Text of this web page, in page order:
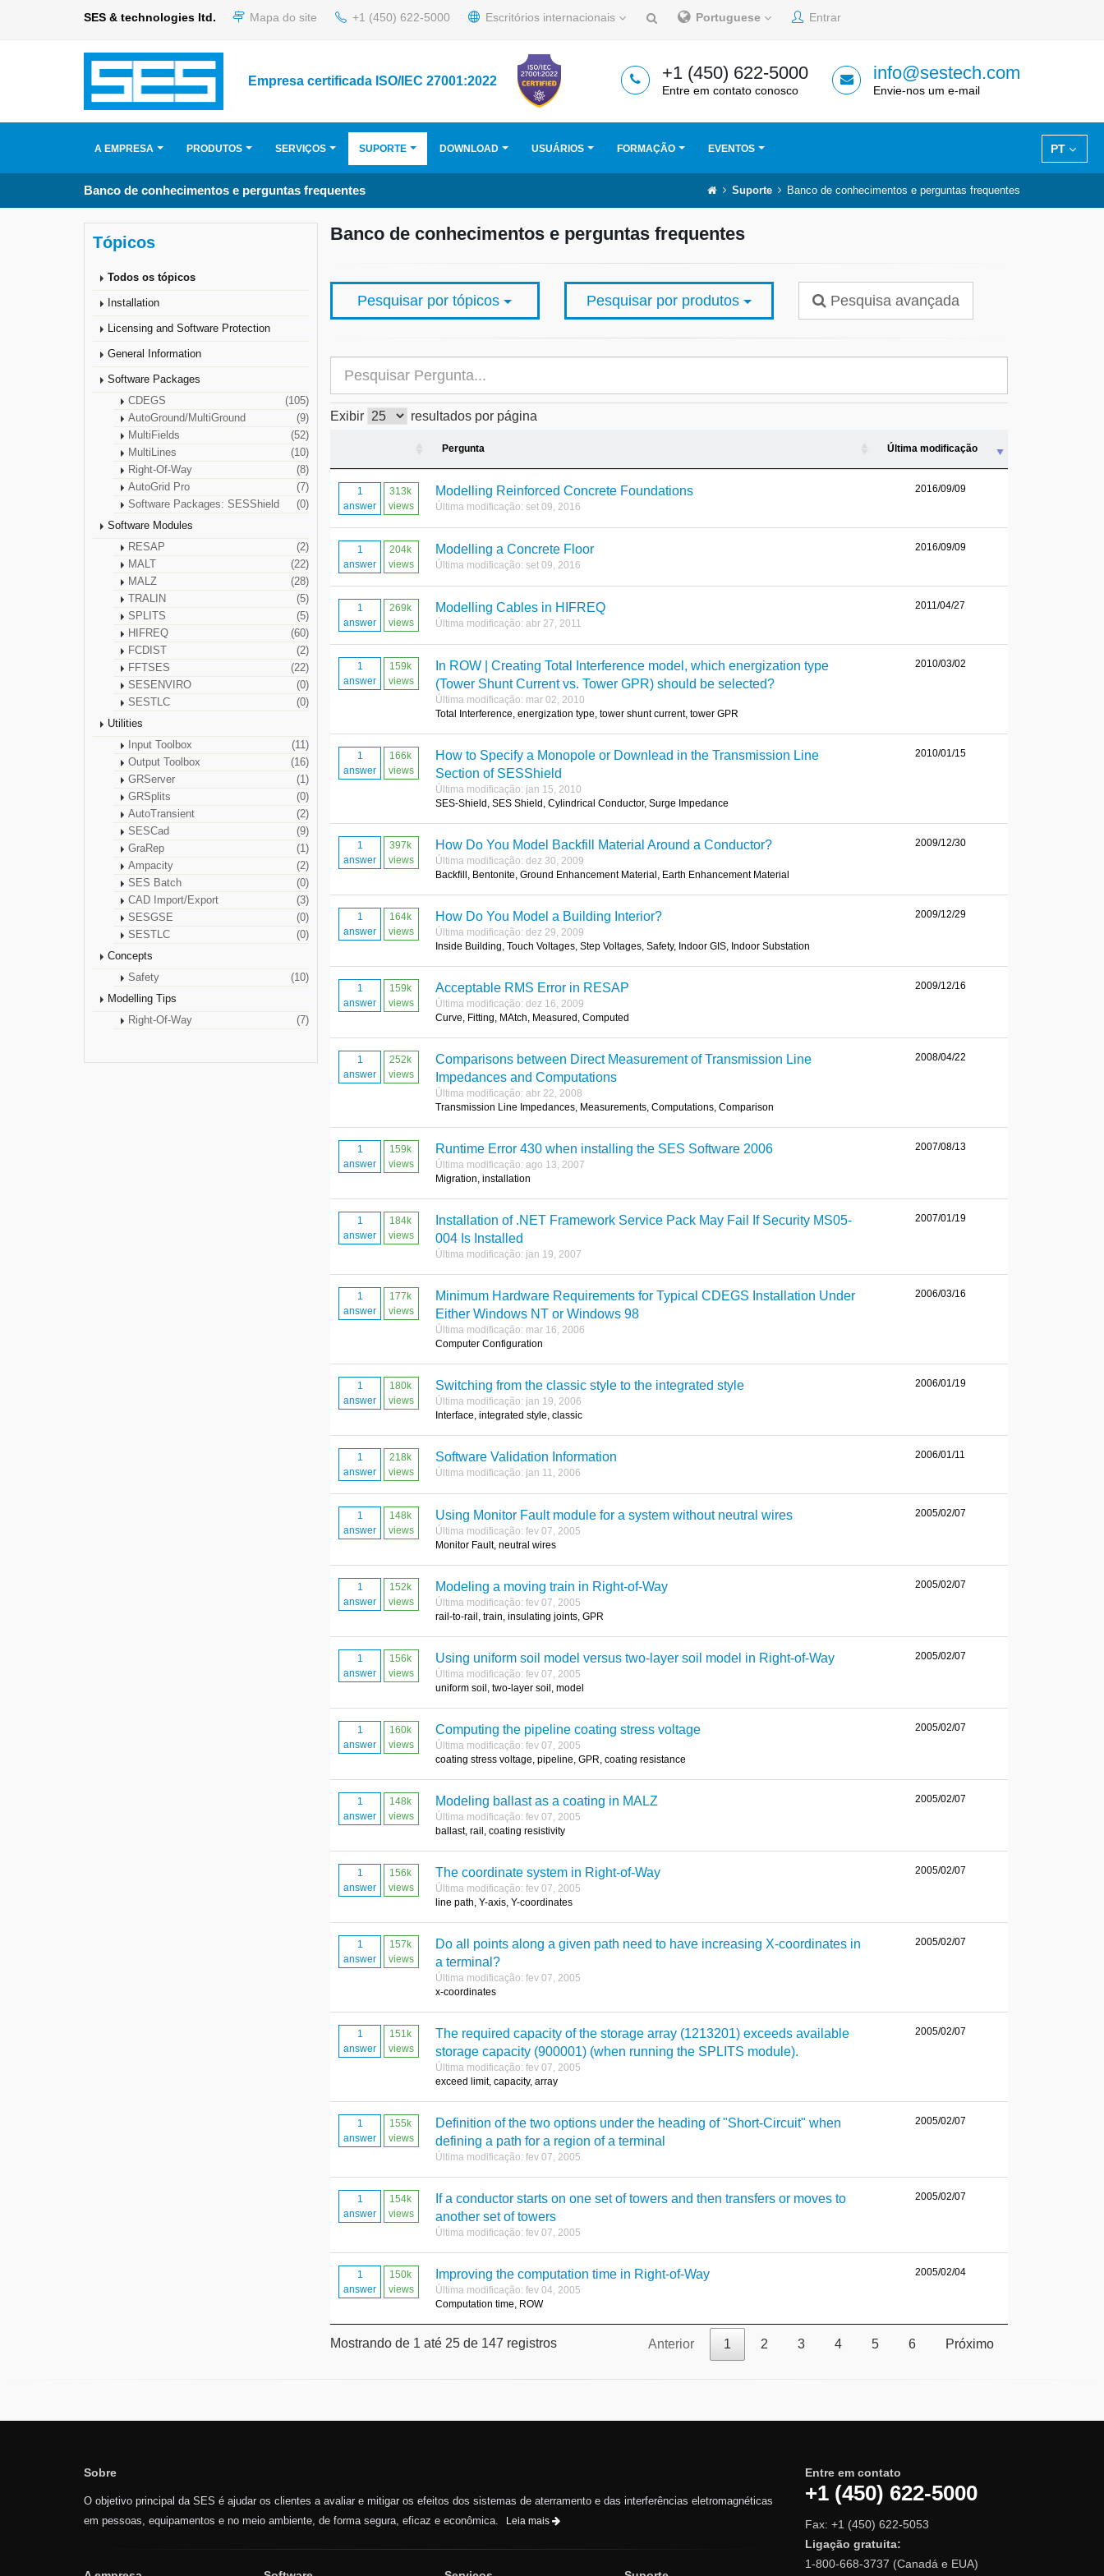
SES & technologies ltd. Mapa do site +1 (450) 622-5000 Escritórios internacionais Portuguese Entrar
Empresa certificada ISO/IEC 27001:2022 +1 (450) 622-5000
Entre em contato conosco
info@sestech.com
Envie-nos um e-mail
PT
A EMPRESA PRODUTOS SERVIÇOS SUPORTE DOWNLOAD USUÁRIOS FORMAÇÃO EVENTOS
Banco de conhecimentos e perguntas frequentes Suporte Banco de conhecimentos e perguntas frequentes
Tópicos
Todos os tópicos
Installation
Licensing and Software Protection
General Information
Software Packages
CDEGS
(105)
AutoGround/MultiGround
(9)
MultiFields
(52)
MultiLines
(10)
Right-Of-Way
(8)
AutoGrid Pro
(7)
Software Packages: SESShield
(0)
Software Modules
RESAP
(2)
MALT
(22)
MALZ
(28)
TRALIN
(5)
SPLITS
(5)
HIFREQ
(60)
FCDIST
(2)
FFTSES
(22)
SESENVIRO
(0)
SESTLC
(0)
Utilities
Input Toolbox
(11)
Output Toolbox
(16)
GRServer
(1)
GRSplits
(0)
AutoTransient
(2)
SESCad
(9)
GraRep
(1)
Ampacity
(2)
SES Batch
(0)
CAD Import/Export
(3)
SESGSE
(0)
SESTLC
(0)
Concepts
Safety
(10)
Modelling Tips
Right-Of-Way
(7)
Banco de conhecimentos e perguntas frequentes
Pesquisar por tópicos Pesquisar por produtos Pesquisa avançada
Exibir resultados por página
Pergunta Última modificação
1
answer
313k
views
Modelling Reinforced Concrete Foundations
Última modificação: set 09, 2016
2016/09/09
1
answer
204k
views
Modelling a Concrete Floor
Última modificação: set 09, 2016
2016/09/09
1
answer
269k
views
Modelling Cables in HIFREQ
Última modificação: abr 27, 2011
2011/04/27
1
answer
159k
views
In ROW | Creating Total Interference model, which energization type
(Tower Shunt Current vs. Tower GPR) should be selected?
Última modificação: mar 02, 2010
Total Interference, energization type, tower shunt current, tower GPR
2010/03/02
1
answer
166k
views
How to Specify a Monopole or Downlead in the Transmission Line
Section of SESShield
Última modificação: jan 15, 2010
SES-Shield, SES Shield, Cylindrical Conductor, Surge Impedance
2010/01/15
1
answer
397k
views
How Do You Model Backfill Material Around a Conductor?
Última modificação: dez 30, 2009
Backfill, Bentonite, Ground Enhancement Material, Earth Enhancement Material
2009/12/30
1
answer
164k
views
How Do You Model a Building Interior?
Última modificação: dez 29, 2009
Inside Building, Touch Voltages, Step Voltages, Safety, Indoor GIS, Indoor Substation
2009/12/29
1
answer
159k
views
Acceptable RMS Error in RESAP
Última modificação: dez 16, 2009
Curve, Fitting, MAtch, Measured, Computed
2009/12/16
1
answer
252k
views
Comparisons between Direct Measurement of Transmission Line
Impedances and Computations
Última modificação: abr 22, 2008
Transmission Line Impedances, Measurements, Computations, Comparison
2008/04/22
1
answer
159k
views
Runtime Error 430 when installing the SES Software 2006
Última modificação: ago 13, 2007
Migration, installation
2007/08/13
1
answer
184k
views
Installation of .NET Framework Service Pack May Fail If Security MS05-
004 Is Installed
Última modificação: jan 19, 2007
2007/01/19
1
answer
177k
views
Minimum Hardware Requirements for Typical CDEGS Installation Under
Either Windows NT or Windows 98
Última modificação: mar 16, 2006
Computer Configuration
2006/03/16
1
answer
180k
views
Switching from the classic style to the integrated style
Última modificação: jan 19, 2006
Interface, integrated style, classic
2006/01/19
1
answer
218k
views
Software Validation Information
Última modificação: jan 11, 2006
2006/01/11
1
answer
148k
views
Using Monitor Fault module for a system without neutral wires
Última modificação: fev 07, 2005
Monitor Fault, neutral wires
2005/02/07
1
answer
152k
views
Modeling a moving train in Right-of-Way
Última modificação: fev 07, 2005
rail-to-rail, train, insulating joints, GPR
2005/02/07
1
answer
156k
views
Using uniform soil model versus two-layer soil model in Right-of-Way
Última modificação: fev 07, 2005
uniform soil, two-layer soil, model
2005/02/07
1
answer
160k
views
Computing the pipeline coating stress voltage
Última modificação: fev 07, 2005
coating stress voltage, pipeline, GPR, coating resistance
2005/02/07
1
answer
148k
views
Modeling ballast as a coating in MALZ
Última modificação: fev 07, 2005
ballast, rail, coating resistivity
2005/02/07
1
answer
156k
views
The coordinate system in Right-of-Way
Última modificação: fev 07, 2005
line path, Y-axis, Y-coordinates
2005/02/07
1
answer
157k
views
Do all points along a given path need to have increasing X-coordinates in
a terminal?
Última modificação: fev 07, 2005
x-coordinates
2005/02/07
1
answer
151k
views
The required capacity of the storage array (1213201) exceeds available
storage capacity (900001) (when running the SPLITS module).
Última modificação: fev 07, 2005
exceed limit, capacity, array
2005/02/07
1
answer
155k
views
Definition of the two options under the heading of "Short-Circuit" when
defining a path for a region of a terminal
Última modificação: fev 07, 2005
2005/02/07
1
answer
154k
views
If a conductor starts on one set of towers and then transfers or moves to
another set of towers
Última modificação: fev 07, 2005
2005/02/07
1
answer
150k
views
Improving the computation time in Right-of-Way
Última modificação: fev 04, 2005
Computation time, ROW
2005/02/04
Mostrando de 1 até 25 de 147 registros Anterior 1 2 3 4 5 6 Próximo
Sobre
O objetivo principal da SES é ajudar os clientes a avaliar e mitigar os efeitos dos sistemas de aterramento e das interferências eletromagnéticas
em pessoas, equipamentos e no meio ambiente, de forma segura, eficaz e econômica.
Leia mais
Entre em contato
+1 (450) 622-5000
Fax: +1 (450) 622-5053
Ligação gratuita:
1-800-668-3737 (Canadá e EUA)